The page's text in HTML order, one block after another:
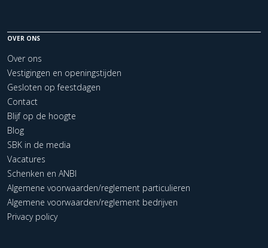
OVER ONS
Over ons
Vestigingen en openingstijden
Gesloten op feestdagen
Contact
Blijf op de hoogte
Blog
SBK in de media
Vacatures
Schenken en ANBI
Algemene voorwaarden/reglement particulieren
Algemene voorwaarden/reglement bedrijven
Privacy policy